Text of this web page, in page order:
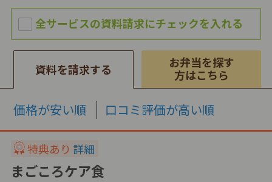
資料を請求する
お弁当を探す
方はこちら
価格が安い順 口コミ評価が高い順
特典あり 詳細
まごころケア食